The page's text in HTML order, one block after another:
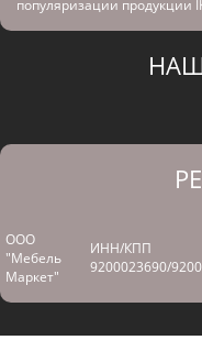
популяризации продукции
ООО
"Мебель
Маркет"
ИНН/КПП
9200023690/